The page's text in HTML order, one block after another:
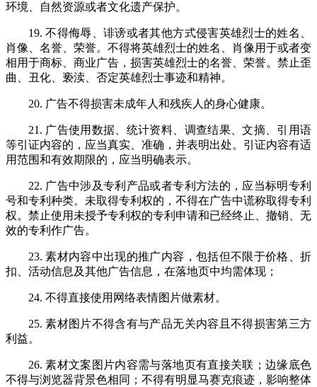
环境、自然资源或者文化遗产保护。
19. 不得侮辱、诽谤或者其他方式侵害英雄烈士的姓名、
肖像、名誉、荣誉。不得将英雄烈士的姓名、肖像用于或者变
相用于商标、商业广告，损害英雄烈士的名誉、荣誉。禁止歪
曲、丑化、亵渎、否定英雄烈士事迹和精神。
20. 广告不得损害未成年人和残疾人的身心健康。
21. 广告使用数据、统计资料、调查结果、文摘、引用语
等引证内容的，应当真实、准确，并表明出处。引证内容有适
用范围和有效期限的，应当明确表示。
22. 广告中涉及专利产品或者专利方法的，应当标明专利
号和专利种类。未取得专利权的，不得在广告中谎称取得专利
权。禁止使用未授予专利权的专利申请和已经终止、撤销、无
效的专利作广告。
23. 素材内容中出现的推广内容，包括但不限于价格、折
扣、活动信息及其他广告信息，在落地页中均需体现；
24. 不得直接使用网络表情图片做素材。
25. 素材图片不得含有与产品无关内容且不得损害第三方
利益。
26. 素材文案图片内容需与落地页有直接关联；边缘底色
不得与浏览器背景色相同；不得有明显马赛克痕迹，影响整体